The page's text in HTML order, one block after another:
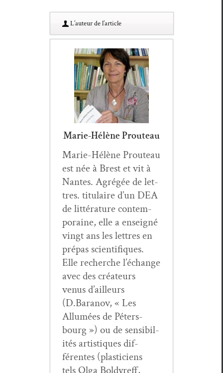
L’au­teur de l’article
Marie-Hélène Prouteau
Marie-Hélène Prouteau
est née à Brest et vit à
Nantes. Agrégée de let­
tres. tit­u­laire d’un DEA
de lit­téra­ture con­tem­
po­raine, elle a enseigné
vingt ans les let­tres en
pré­pas sci­en­tifiques.
Elle recherche l’échange
avec des créa­teurs
venus d’ailleurs
(D.Baranov, « Les
Allumées de Péters­
bourg ») ou de sen­si­bil­
ités artis­tiques dif­
férentes (plas­ti­ciens
tels Olga Boldyr­eff,